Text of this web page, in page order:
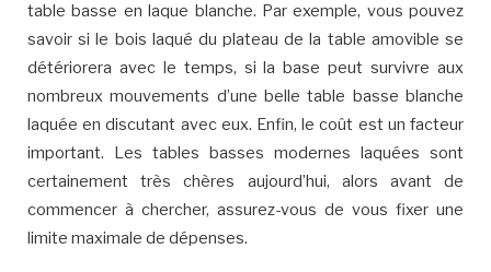
table basse en laque blanche. Par exemple, vous pouvez
savoir si le bois laqué du plateau de la table amovible se
détériorera avec le temps, si la base peut survivre aux
nombreux mouvements d’une belle table basse blanche
laquée en discutant avec eux. Enfin, le coût est un facteur
important. Les tables basses modernes laquées sont
certainement très chères aujourd’hui, alors avant de
commencer à chercher, assurez-vous de vous fixer une
limite maximale de dépenses.